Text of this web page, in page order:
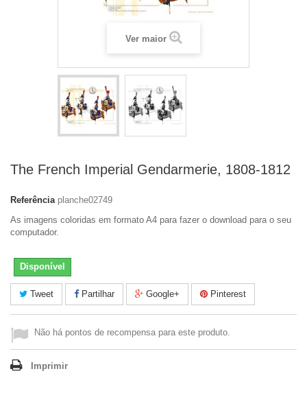
Ver maior
The French Imperial Gendarmerie, 1808-1812
Referência planche02749
As imagens coloridas em formato A4 para fazer o download para o seu
computador.
Disponível
Tweet Partilhar Google+ Pinterest
Não há pontos de recompensa para este produto.
Imprimir